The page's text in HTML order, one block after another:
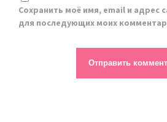
Сохранить моё имя, email и адрес
для последующих моих